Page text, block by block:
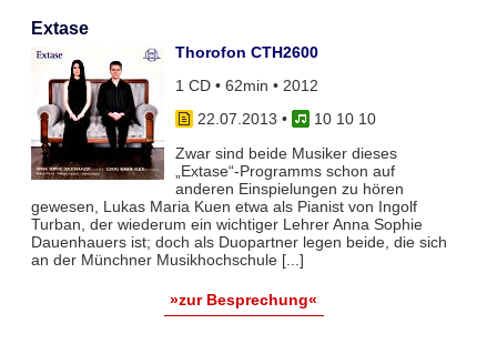
Extase
Thorofon CTH2600
1 CD • 62min • 2012
22.07.2013 •
10 10 10
Zwar sind beide Musiker dieses
„Extase“-Programms schon auf
anderen Einspielungen zu hören
gewesen, Lukas Maria Kuen etwa als Pianist von Ingolf
Turban, der wiederum ein wichtiger Lehrer Anna Sophie
Dauenhauers ist; doch als Duopartner legen beide, die sich
an der Münchner Musikhochschule [...]
»zur Besprechung«